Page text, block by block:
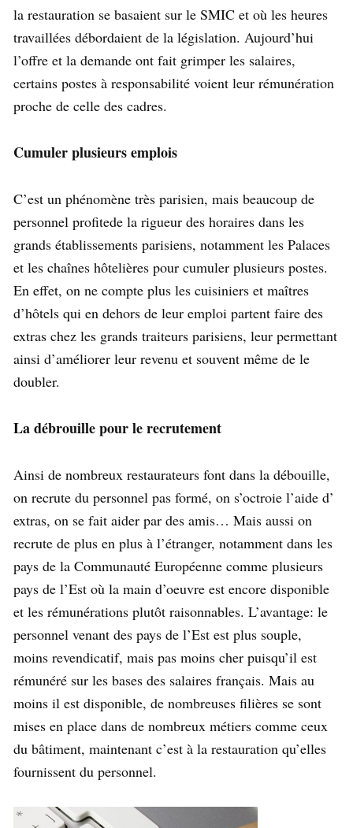
la restauration se basaient sur le SMIC et où les heures
travaillées débordaient de la législation. Aujourd’hui
l’offre et la demande ont fait grimper les salaires,
certains postes à responsabilité voient leur rémunération
proche de celle des cadres.
Cumuler plusieurs emplois
C’est un phénomène très parisien, mais beaucoup de
personnel profitede la rigueur des horaires dans les
grands établissements parisiens, notamment les Palaces
et les chaînes hôtelières pour cumuler plusieurs postes.
En effet, on ne compte plus les cuisiniers et maîtres
d’hôtels qui en dehors de leur emploi partent faire des
extras chez les grands traiteurs parisiens, leur permettant
ainsi d’améliorer leur revenu et souvent même de le
doubler.
La débrouille pour le recrutement
Ainsi de nombreux restaurateurs font dans la débouille,
on recrute du personnel pas formé, on s’octroie l’aide d’
extras, on se fait aider par des amis… Mais aussi on
recrute de plus en plus à l’étranger, notamment dans les
pays de la Communauté Européenne comme plusieurs
pays de l’Est où la main d’oeuvre est encore disponible
et les rémunérations plutôt raisonnables. L’avantage: le
personnel venant des pays de l’Est est plus souple,
moins revendicatif, mais pas moins cher puisqu’il est
rémunéré sur les bases des salaires français. Mais au
moins il est disponible, de nombreuses filières se sont
mises en place dans de nombreux métiers comme ceux
du bâtiment, maintenant c’est à la restauration qu’elles
fournissent du personnel.